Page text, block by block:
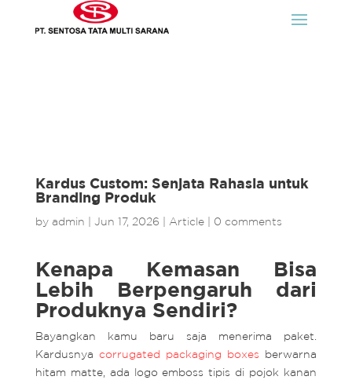
Kardus Custom: Senjata Rahasia untuk
Branding Produk
by admin Jun 17, 2026 Article| 0 comments
Kenapa Kemasan Bisa
Lebih Berpengaruh dari
Produknya Sendiri?
Bayangkan kamu baru saja menerima paket.
Kardusnya corrugated packaging boxes berwarna
hitam matte, ada logo emboss tipis di pojok kanan